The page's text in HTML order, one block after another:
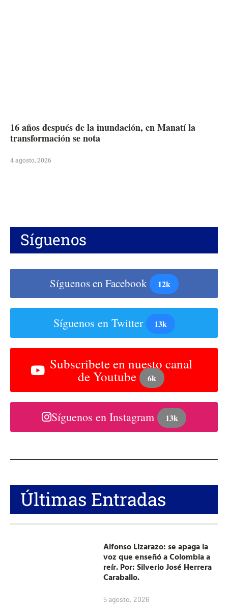
16 años después de la inundación, en Manatí la
transformación se nota
4 agosto, 2026
Síguenos
Síguenos en Facebook 12k
Síguenos en Twitter 13k
Subscribete en nuesto canal
de Youtube 6k
Síguenos en Instagram 13k
Últimas Entradas
Alfonso Lizarazo: se apaga la
voz que enseñó a Colombia a
reír. Por: Silverio José Herrera
Caraballo.
5 agosto, 2026